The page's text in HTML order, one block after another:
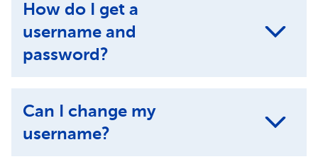
How do I get a
username and
password?
Can I change my
username?